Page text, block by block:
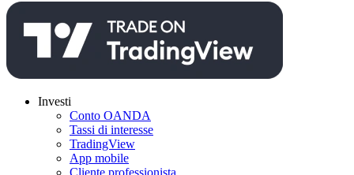
Investi
Conto OANDA
Tassi di interesse
TradingView
App mobile
Cliente professionista